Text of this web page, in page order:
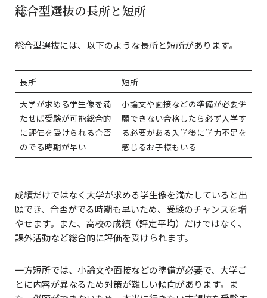
総合型選抜の長所と短所
総合型選抜には、以下のような長所と短所があります。
長所
短所
大学が求める学生像を満
たせば受験が可能総合的
に評価を受けられる合否
のでる時期が早い
小論文や面接などの準備が必要併
願できない合格したら必ず入学す
る必要がある入学後に学力不足を
感じるお子様もいる
成績だけではなく大学が求める学生像を満たしていると出
願でき、合否がでる時期も早いため、受験のチャンスを増
やせます。また、高校の成績（評定平均）だけではなく、
課外活動など総合的に評価を受けられます。
一方短所では、小論文や面接などの準備が必要で、大学ご
とに内容が異なるため対策が難しい傾向があります。ま